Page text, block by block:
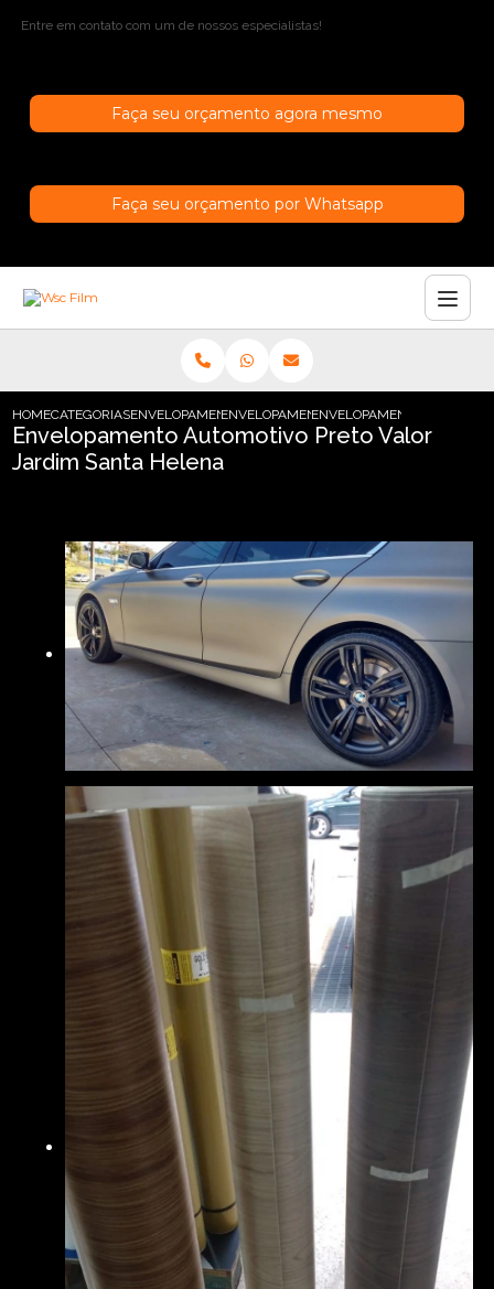
Entre em contato com um de nossos especialistas!
Faça seu orçamento agora mesmo
Faça seu orçamento por Whatsapp
HOMECATEGORIASENVELOPAMENTO AUTOMOTIVO
ENVELOPAMENTO AUTOMOTIVO METALICO
ENVELOPAMENTO
Envelopamento Automotivo Preto Valor
Jardim Santa Helena